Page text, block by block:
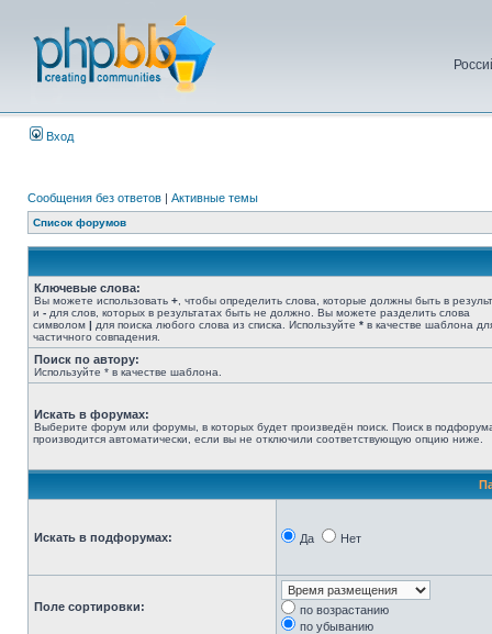
Вход
Сообщения без ответов | Активные темы
Список форумов
Ключевые слова:
Вы можете использовать + , чтобы определить слова, которые должны быть в
и - для слов, которых в результатах быть не должно. Вы можете разделить слова
символом | для поиска любого слова из списка. Используйте * в качестве шаблона
частичного совпадения.
Поиск по автору:
Используйте * в качестве шаблона.
Искать в форумах:
Выберите форум или форумы, в которых будет произведён поиск. Поиск в
производится автоматически, если вы не отключили соответствующую опцию ниже.
Искать в подфорумах: Да Нет
Поле сортировки:
по возрастанию
по убыванию